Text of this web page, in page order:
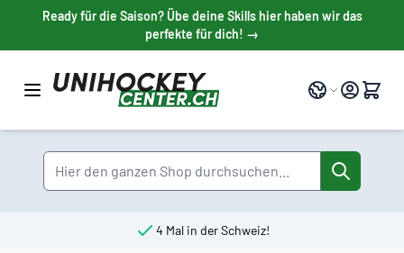
Direkt zum Inhalt
Ready für die Saison? Übe deine Skills hier haben wir das
perfekte für dich! →
Sprache
Suche
4 Mal in der Schweiz!